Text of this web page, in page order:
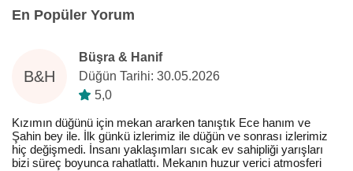
En Popüler Yorum
B&H
Büşra & Hanif
Düğün Tarihi: 30.05.2026
5,0
Kızımın düğünü için mekan ararken tanıştık Ece hanım ve
Şahin bey ile. İlk günkü izlerimiz ile düğün ve sonrası izlerimiz
hiç değişmedi. İnsanı yaklaşımları sıcak ev sahipliği yarışları
bizi süreç boyunca rahatlattı. Mekanın huzur verici atmosferi